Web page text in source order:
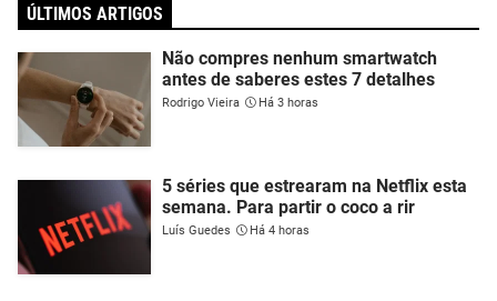
ÚLTIMOS ARTIGOS
Não compres nenhum smartwatch
antes de saberes estes 7 detalhes
Rodrigo Vieira Há 3 horas
5 séries que estrearam na Netflix esta
semana. Para partir o coco a rir
Luís Guedes Há 4 horas